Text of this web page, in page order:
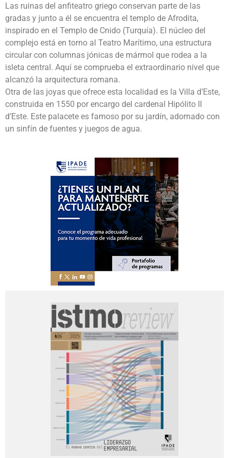
Las ruinas del anfiteatro griego conservan parte de las
gradas y junto a él se encuentra el templo de Afrodita,
inspirado en el Templo de Cnido (Turquía). El núcleo del
complejo está en torno al Teatro Marítimo, una estructura
circular con columnas jónicas de mármol que rodea a la
isleta central. Aquí se comprueba el extraordinario nivel que
alcanzó la arquitectura romana.
Otra de las joyas que ofrece esta localidad es la Villa d’Este,
construida en 1550 por encargo del cardenal Hipólito II
d’Este. Este palacete es famoso por su jardín, adornado con
un sinfín de fuentes y juegos de agua.